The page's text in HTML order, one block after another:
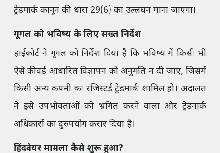
ट्रेडमार्क कानून की धारा 29(6) का उल्लंघन माना जाएगा।
गूगल को भविष्य के लिए सख्त निर्देश
हाईकोर्ट ने गूगल को निर्देश दिया है कि भविष्य में किसी भी
ऐसे कीवर्ड आधारित विज्ञापन को अनुमति न दी जाए, जिसमें
किसी अन्य कंपनी का रजिस्टर्ड ट्रेडमार्क शामिल हो। अदालत
ने इसे उपभोक्ताओं को भ्रमित करने वाला और ट्रेडमार्क
अधिकारों का दुरुपयोग करार दिया है।
हिंदवेयर मामला कैसे शुरू हुआ?